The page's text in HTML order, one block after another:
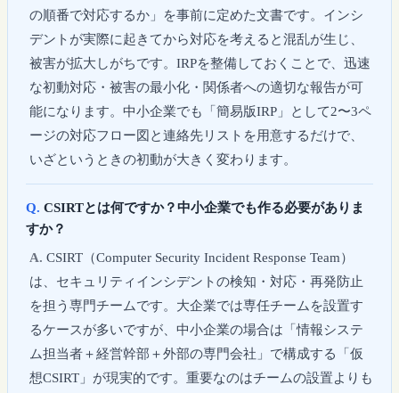
の順番で対応するか」を事前に定めた文書です。インシ
デントが実際に起きてから対応を考えると混乱が生じ、
被害が拡大しがちです。IRPを整備しておくことで、迅速
な初動対応・被害の最小化・関係者への適切な報告が可
能になります。中小企業でも「簡易版IRP」として2〜3ペ
ージの対応フロー図と連絡先リストを用意するだけで、
いざというときの初動が大きく変わります。
CSIRTとは何ですか？中小企業でも作る必要がありま
すか？
CSIRT（Computer Security Incident Response Team）
は、セキュリティインシデントの検知・対応・再発防止
を担う専門チームです。大企業では専任チームを設置す
るケースが多いですが、中小企業の場合は「情報システ
ム担当者＋経営幹部＋外部の専門会社」で構成する「仮
想CSIRT」が現実的です。重要なのはチームの設置よりも